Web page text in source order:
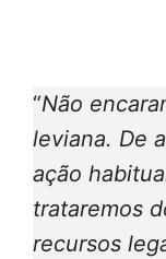
“Não
leviana. De
ação
trataremos
recursos